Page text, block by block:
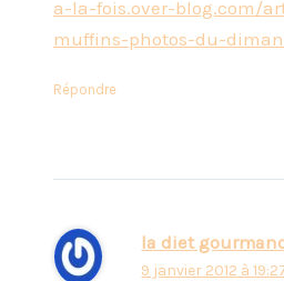
a-la-fois.over-blog.com/
muffins-photos-du-
Répondre
la diet
9 janvier 2012 à